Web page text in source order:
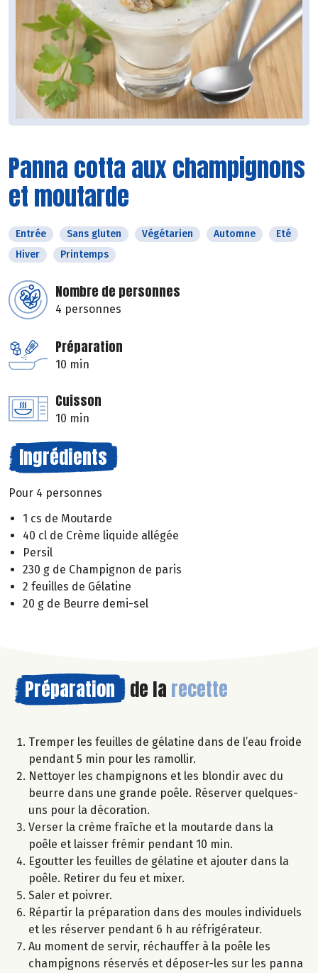
Panna cotta aux champignons
et moutarde
Entrée Sans gluten Végétarien Automne
Eté
Hiver
Printemps
Nombre de personnes
4 personnes
Préparation
10 min
Cuisson
10 min
Ingrédients
Pour 4 personnes
1 cs de Moutarde
40 cl de Crème liquide allégée
Persil
230 g de Champignon de paris
2 feuilles de Gélatine
20 g de Beurre demi-sel
Préparation de la recette
Tremper les feuilles de gélatine dans de l’eau froide
pendant 5 min pour les ramollir.
Nettoyer les champignons et les blondir avec du
beurre dans une grande poêle. Réserver quelques-
uns pour la décoration.
Verser la crème fraîche et la moutarde dans la
poêle et laisser frémir pendant 10 min.
Egoutter les feuilles de gélatine et ajouter dans la
poêle. Retirer du feu et mixer.
Saler et poivrer.
Répartir la préparation dans des moules individuels
et les réserver pendant 6 h au réfrigérateur.
Au moment de servir, réchauffer à la poêle les
champignons réservés et déposer-les sur les panna